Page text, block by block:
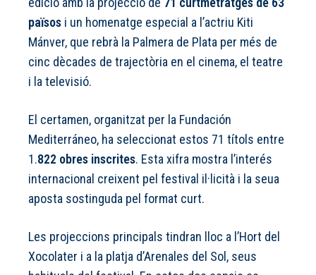
països i un homenatge especial a l’actriu Kiti
Mánver, que rebrà la Palmera de Plata per més de
cinc dècades de trajectòria en el cinema, el teatre
i la televisió.
El certamen, organitzat per la Fundación
Mediterráneo, ha seleccionat estos 71 títols entre
1.822 obres inscrites. Esta xifra mostra l’interés
internacional creixent pel festival il·licità i la seua
aposta sostinguda pel format curt.
Les projeccions principals tindran lloc a l’Hort del
Xocolater i a la platja d’Arenales del Sol, seus